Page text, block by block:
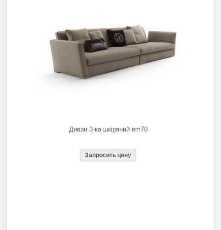
Диван 3-ка шкіряний em70